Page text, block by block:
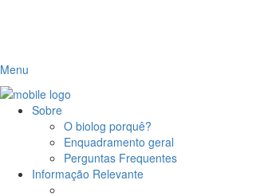
Menu
Sobre
O biolog porquê?
Enquadramento geral
Perguntas Frequentes
Informação Relevante